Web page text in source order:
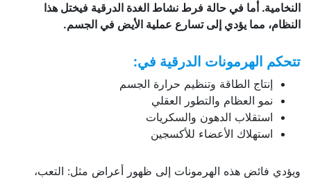
النخامية. أما في حالة فرط نشاط الغدة الدرقية فيختل هذا
النظام، مما يؤدي إلى تسارع عملية الأيض في الجسم.
تتحكم الهرمونات الدرقية في:
إنتاج الطاقة وتنظيم حرارة الجسم
نمو العظام والتطور العقلي
استقلاب الدهون والسكريات
استهلاك الأعضاء للأكسجين
ويؤدي فائض هذه الهرمونات إلى ظهور أعراض مثل: التعب،